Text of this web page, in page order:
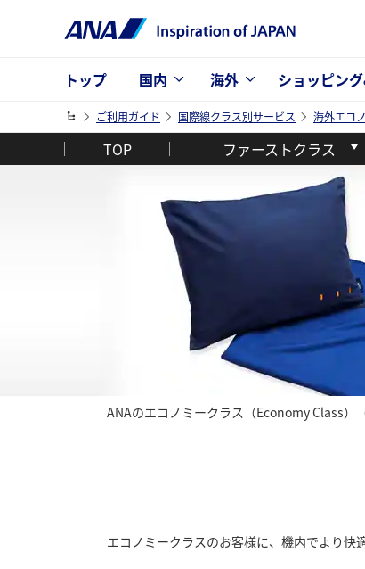
トップ 国内 海外 ショッピン
ご利用ガイド 国際線クラス別サービス 海外エコ
TOP ファーストクラス
ANAのエコノミークラス（Economy Class）
エコノミークラスのお客様に、機内でより快